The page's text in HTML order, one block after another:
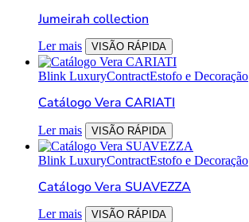
Jumeirah collection
Ler mais VISÃO RÁPIDA
Blink LuxuryContractEstofo e Decoração
Catálogo Vera CARIATI
Ler mais VISÃO RÁPIDA
Blink LuxuryContractEstofo e Decoração
Catálogo Vera SUAVEZZA
Ler mais VISÃO RÁPIDA